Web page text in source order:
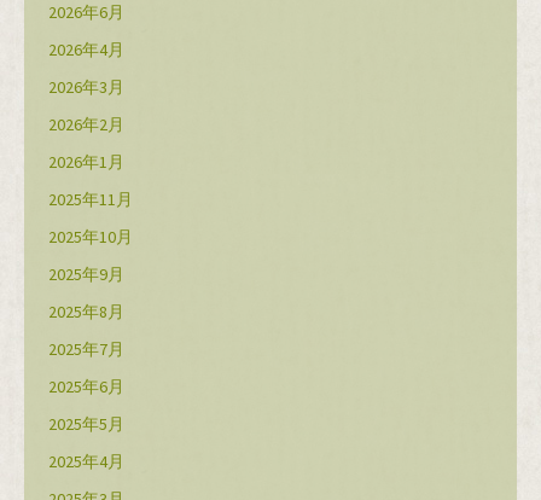
2026年6月
2026年4月
2026年3月
2026年2月
2026年1月
2025年11月
2025年10月
2025年9月
2025年8月
2025年7月
2025年6月
2025年5月
2025年4月